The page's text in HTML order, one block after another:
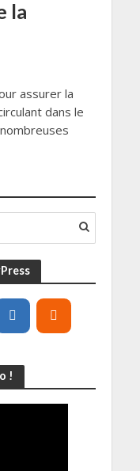
la
assurer la
dans le
!